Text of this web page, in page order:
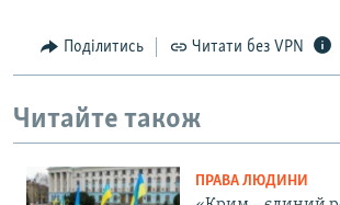
Поділитись Читати без VPN
Читайте також
ПРАВА ЛЮДИНИ